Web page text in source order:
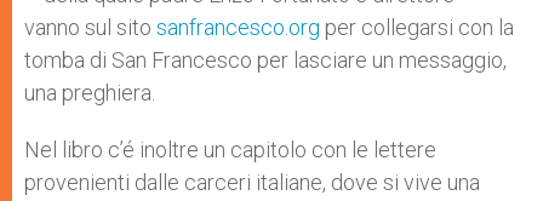
vanno sul sito sanfrancesco.org per collegarsi con la
tomba di San Francesco per lasciare un messaggio,
una preghiera.
Nel libro c’é inoltre un capitolo con le lettere
provenienti dalle carceri italiane, dove si vive una